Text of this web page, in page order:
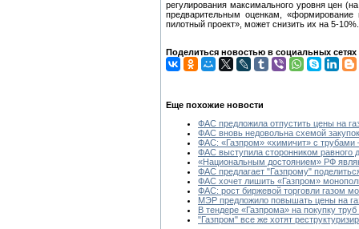
регулирования максимального уровня цен
предварительным оценкам,
пилотный проект», может снизить их на 5-10%.
Поделиться новостью в социальных сетях
Еще похожие новости
ФАС предложила отпустить цены на
ФАС вновь недовольна схемой
ФАС: «Газпром» «химичит» с трубами
ФАС выступила сторонником равного
«Национальным достоянием» РФ
ФАС предлагает "Газпрому"
ФАС хочет лишить «Газпром»
ФАС: рост биржевой торговли газом
МЭР предложило повышать цены на
В тендере «Газпрома» на покупку
"Газпром" все же хотят